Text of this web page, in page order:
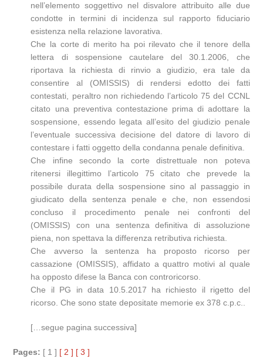
nell’elemento soggettivo nel disvalore attribuito alle due
condotte in termini di incidenza sul rapporto fiduciario
esistenza nella relazione lavorativa.
Che la corte di merito ha poi rilevato che il tenore della
lettera di sospensione cautelare del 30.1.2006, che
riportava la richiesta di rinvio a giudizio, era tale da
consentire al (OMISSIS) di rendersi edotto dei fatti
contestati, peraltro non richiedendo l’articolo 75 del CCNL
citato una preventiva contestazione prima di adottare la
sospensione, essendo legata all’esito del giudizio penale
l’eventuale successiva decisione del datore di lavoro di
contestare i fatti oggetto della condanna penale definitiva.
Che infine secondo la corte distrettuale non poteva
ritenersi illegittimo l’articolo 75 citato che prevede la
possibile durata della sospensione sino al passaggio in
giudicato della sentenza penale e che, non essendosi
concluso il procedimento penale nei confronti del
(OMISSIS) con una sentenza definitiva di assoluzione
piena, non spettava la differenza retributiva richiesta.
Che avverso la sentenza ha proposto ricorso per
cassazione (OMISSIS), affidato a quattro motivi al quale
ha opposto difese la Banca con controricorso.
Che il PG in data 10.5.2017 ha richiesto il rigetto del
ricorso. Che sono state depositate memorie ex 378 c.p.c..
[…segue pagina successiva]
Pages: [ 1 ] [ 2 ] [ 3 ]